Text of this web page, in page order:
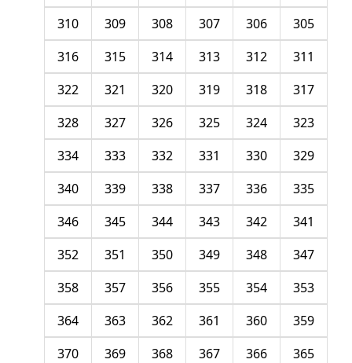
305
306
307
308
309
310
311
312
313
314
315
316
317
318
319
320
321
322
323
324
325
326
327
328
329
330
331
332
333
334
335
336
337
338
339
340
341
342
343
344
345
346
347
348
349
350
351
352
353
354
355
356
357
358
359
360
361
362
363
364
365
366
367
368
369
370